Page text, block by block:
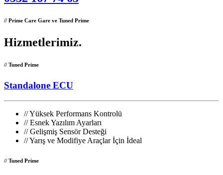
// Prime Care Gare ve Tuned Prime
Hizmetlerimiz.
// Tuned Prime
Standalone ECU
//Yüksek Performans Kontrolü
//Esnek Yazılım Ayarları
//Gelişmiş Sensör Desteği
//Yarış ve Modifiye Araçlar İçin İdeal
// Tuned Prime